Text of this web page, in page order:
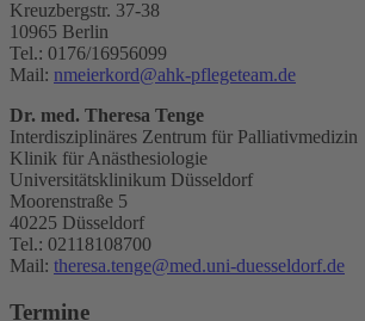
Kreuzbergstr. 37-38
10965 Berlin
Tel.: 0176/16956099
Mail: nmeierkord@ahk-pflegeteam.de
Dr. med. Theresa Tenge
Interdisziplinäres Zentrum für Palliativmedizin
Klinik für Anästhesiologie
Universitätsklinikum Düsseldorf
Moorenstraße 5
40225 Düsseldorf
Tel.: 02118108700
Mail: theresa.tenge@med.uni-duesseldorf.de
Termine